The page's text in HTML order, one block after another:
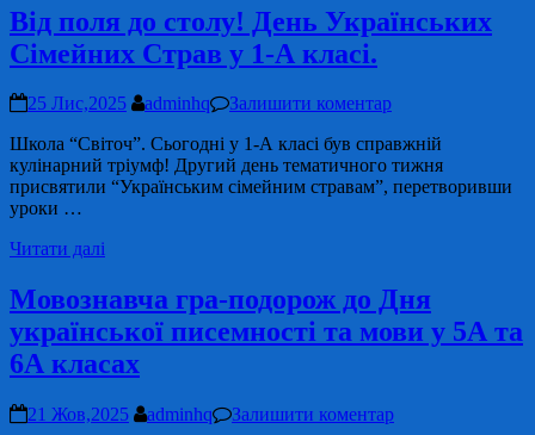
Від поля до столу! День Українських
Сімейних Страв у 1-А класі.
25 Лис,2025 adminhq
Залишити коментар
Школа “Світоч”. Сьогодні у 1-А класі був справжній
кулінарний тріумф! Другий день тематичного тижня
присвятили “Українським сімейним стравам”, перетворивши
уроки …
Читати далі
Мовознавча гра-подорож до Дня
української писемності та мови у 5А та
6А класах
21 Жов,2025 adminhq
Залишити коментар